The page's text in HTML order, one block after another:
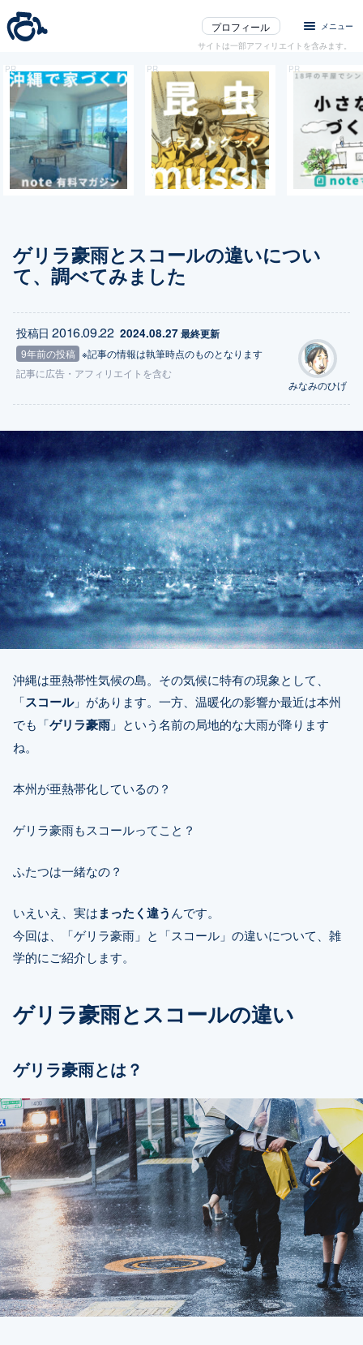
プロフィール
メニュー
サイトは一部アフィリエイトを含みます。
ゲリラ豪雨とスコールの違いについ
て、調べてみました
投稿日2016.09.22 2024.08.27 最終更新
9年前の投稿 ※記事の情報は執筆時点のものとなります
記事に広告 ・アフィリエイトを含む
みなみのひげ
沖縄は亜熱帯性気候の島。その気候に特有の現象として、
「スコール」があります。一方、温暖化の影響か最近は本州
でも「ゲリラ豪雨 」という名前の局地的な大雨が降ります
ね。
本州が亜熱帯化しているの？
ゲリラ豪雨もスコールってこと？
ふたつは一緒なの？
いえいえ、実はまったく違う んです。
今回は、「ゲリラ豪雨」と「スコール」の違いについて、雑
学的にご紹介します。
ゲリラ豪雨とスコールの違い
ゲリラ豪雨とは？